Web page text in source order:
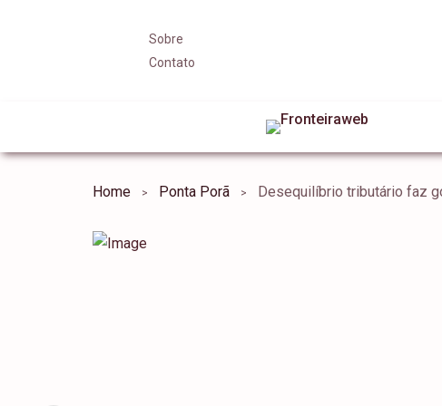
Sobre
Contato
Home Ponta Porã